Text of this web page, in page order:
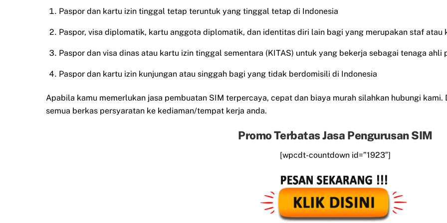
Paspor dan kartu izin tinggal tetap teruntuk yang tinggal tetap di Indonesia
Paspor, visa diplomatik, kartu anggota diplomatik, dan identitas diri lain bagi yang merupakan staf atau
Paspor dan visa dinas atau kartu izin tinggal sementara (KITAS) untuk yang bekerja sebagai tenaga
Paspor dan kartu izin kunjungan atau singgah bagi yang tidak berdomisili di Indonesia
Apabila kamu memerlukan jasa pembuatan SIM terpercaya, cepat dan biaya murah silahkan hubungi
semua berkas persyaratan ke kediaman/tempat kerja anda.
Promo Terbatas Jasa Pengurusan SIM
[wpcdt-countdown id=”1923″]